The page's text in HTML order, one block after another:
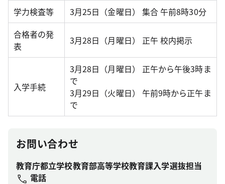
学力検査等
3月25日（金曜日） 集合 午前8時30分
合格者の発
表
3月28日（月曜日） 正午 校内掲示
入学手続
3月28日（月曜日） 正午から午後3時ま
で
3月29日（火曜日） 午前9時から正午ま
で
お問い合わせ
教育庁都立学校教育部高等学校教育課入学選抜担当
電話